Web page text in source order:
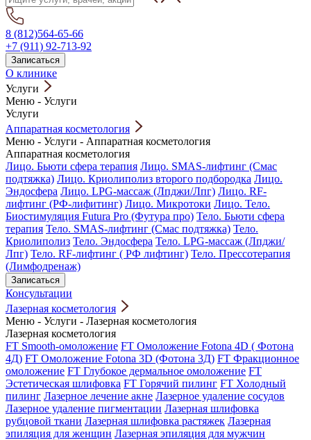
8 (812)564-65-66
+7 (911) 92-713-92
Записаться
О клинике
Услуги
Меню - Услуги
Услуги
Аппаратная косметология
Меню - Услуги - Аппаратная косметология
Аппаратная косметология
Лицо. Бьюти сфера терапия Лицо. SMAS-лифтинг (Смас
подтяжка) Лицо. Криолиполиз второго подбородка Лицо.
Эндосфера Лицо. LPG-массаж (Лпджи/Лпг) Лицо. RF-
лифтинг (РФ-лифитинг) Лицо. Микротоки Лицо. Тело.
Биостимуляция Futura Pro (Футура про) Тело. Бьюти сфера
терапия Тело. SMAS-лифтинг (Смас подтяжка) Тело.
Криолиполиз Тело. Эндосфера Тело. LPG-массаж (Лпджи/
Лпг) Тело. RF-лифтинг ( РФ лифтинг) Тело. Прессотерапия
(Лимфодренаж)
Записаться
Консультации
Лазерная косметология
Меню - Услуги - Лазерная косметология
Лазерная косметология
FT Smooth-омоложение FT Омоложение Fotona 4D ( Фотона
4Д) FT Омоложение Fotona 3D (Фотона 3Д) FT Фракционное
омоложение FT Глубокое дермальное омоложение FT
Эстетическая шлифовка FT Горячий пилинг FT Холодный
пилинг Лазерное лечение акне Лазерное удаление сосудов
Лазерное удаление пигментации Лазерная шлифовка
рубцовой ткани Лазерная шлифовка растяжек Лазерная
эпиляция для женщин Лазерная эпиляция для мужчин